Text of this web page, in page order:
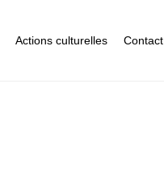
Actions culturelles Contact